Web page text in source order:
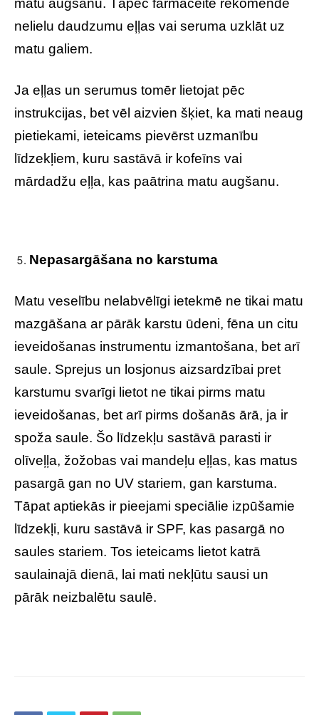
matu augšanu. Tāpēc farmaceite rekomendē
nelielu daudzumu eļļas vai seruma uzklāt uz
matu galiem.
Ja eļļas un serumus tomēr lietojat pēc
instrukcijas, bet vēl aizvien šķiet, ka mati neaug
pietiekami, ieteicams pievērst uzmanību
līdzekļiem, kuru sastāvā ir kofeīns vai
mārdadžu eļļa, kas paātrina matu augšanu.
Nepasargāšana no karstuma
Matu veselību nelabvēlīgi ietekmē ne tikai matu
mazgāšana ar pārāk karstu ūdeni, fēna un citu
ieveidošanas instrumentu izmantošana, bet arī
saule. Sprejus un losjonus aizsardzībai pret
karstumu svarīgi lietot ne tikai pirms matu
ieveidošanas, bet arī pirms došanās ārā, ja ir
spoža saule. Šo līdzekļu sastāvā parasti ir
olīveļļa, žožobas vai mandeļu eļļas, kas matus
pasargā gan no UV stariem, gan karstuma.
Tāpat aptiekās ir pieejami speciālie izpūšamie
līdzekļi, kuru sastāvā ir SPF, kas pasargā no
saules stariem. Tos ieteicams lietot katrā
saulainajā dienā, lai mati nekļūtu sausi un
pārāk neizbalētu saulē.